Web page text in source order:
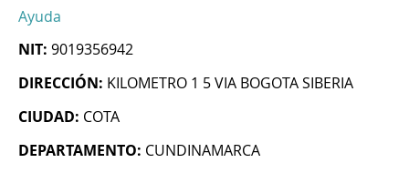
Ayuda
NIT: 9019356942
DIRECCIÓN: KILOMETRO 1 5 VIA BOGOTA SIBERIA
CIUDAD: COTA
DEPARTAMENTO: CUNDINAMARCA